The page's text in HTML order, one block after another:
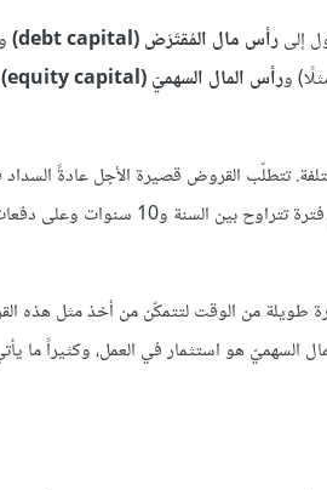
إلىرأس مال المُقتَرَض (debt capital)
ورأس المال السهميّ (equity capital)
تتطلّب القروض قصيرة الأجل عادةً
بواسطة الائتمان أو القروض المصرفية. يجب سداد
يجب أن تعمل الشركات لفترة طويلة من الوقت لتتمكّن من
هو استثمار في العمل، وكثيراً ما